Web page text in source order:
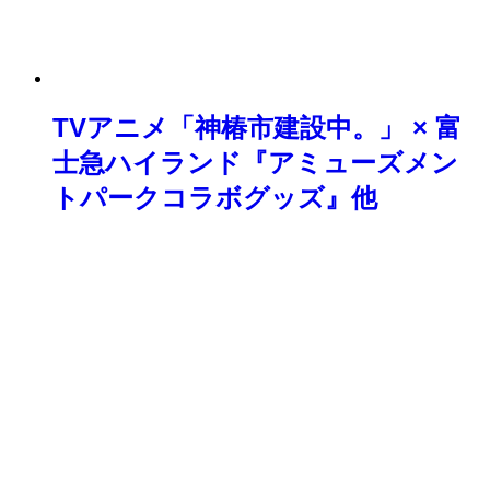
TVアニメ「神椿市建設中。」 × 富
士急ハイランド『アミューズメン
トパークコラボグッズ』他